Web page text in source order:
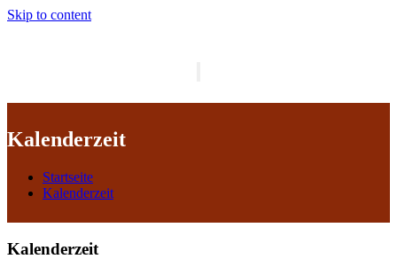
Skip to content
Kalenderzeit
Startseite
Kalenderzeit
Kalenderzeit